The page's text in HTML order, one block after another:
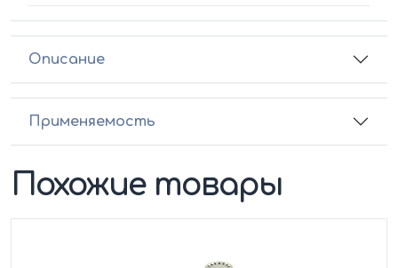
Описание
Применяемость
Похожие товары